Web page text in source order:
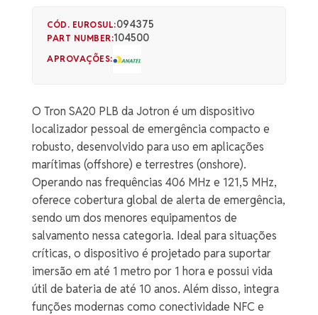
CÓD. EUROSUL:094375
PART NUMBER:104500
APROVAÇÕES:
O Tron SA20 PLB da Jotron é um dispositivo
localizador pessoal de emergência compacto e
robusto, desenvolvido para uso em aplicações
marítimas (offshore) e terrestres (onshore).
Operando nas frequências 406 MHz e 121,5 MHz,
oferece cobertura global de alerta de emergência,
sendo um dos menores equipamentos de
salvamento nessa categoria. Ideal para situações
críticas, o dispositivo é projetado para suportar
imersão em até 1 metro por 1 hora e possui vida
útil de bateria de até 10 anos. Além disso, integra
funções modernas como conectividade NFC e